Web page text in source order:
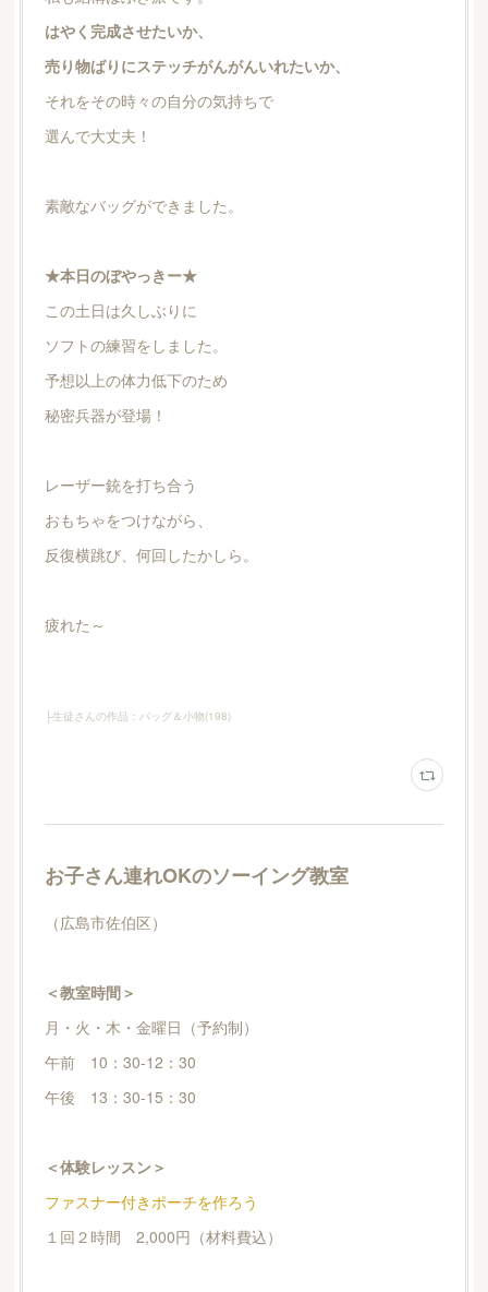
はやく完成させたいか、
売り物ばりにステッチがんがんいれたいか、
それをその時々の自分の気持ちで
選んで大丈夫！
素敵なバッグができました。
★本日のぼやっきー★
この土日は久しぶりに
ソフトの練習をしました。
予想以上の体力低下のため
秘密兵器が登場！
レーザー銃を打ち合う
おもちゃをつけながら、
反復横跳び、何回したかしら。
疲れた～
├生徒さんの作品：バッグ＆小物(198)
お子さん連れOKのソーイング教室
（広島市佐伯区）
＜教室時間＞
月・火・木・金曜日（予約制）
午前 10：30-12：30
午後 13：30-15：30
＜体験レッスン＞
ファスナー付きポーチを作ろう
１回２時間 2,000円（材料費込）